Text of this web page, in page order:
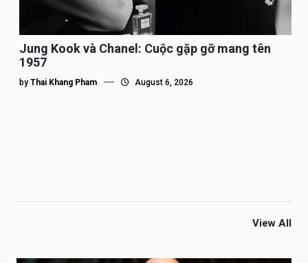
Jung Kook và Chanel: Cuộc gặp gỡ mang tên
1957
by Thai Khang Pham August 6, 2026
View All